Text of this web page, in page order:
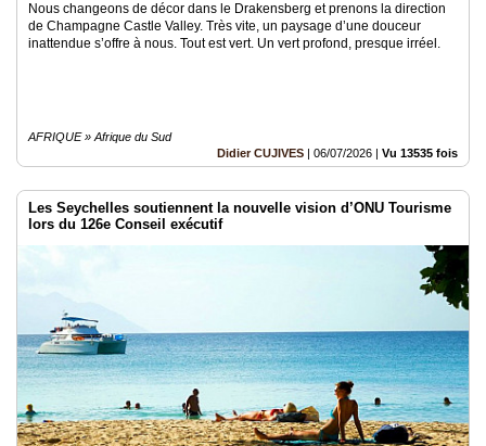
Accès
Nous changeons de décor dans le Drakensberg et prenons la direction
de Champagne Castle Valley. Très vite, un paysage d’une douceur
inattendue s’offre à nous. Tout est vert. Un vert profond, presque irréel.
AFRIQUE » Afrique du Sud
Didier CUJIVES | 06/07/2026 | Vu 13535 fois
Les Seychelles soutiennent la nouvelle vision d’ONU Tourisme
lors du 126e Conseil exécutif